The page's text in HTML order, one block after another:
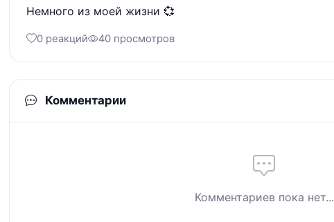
Немного из моей жизни 💞
0 реакций 40 просмотров
Комментарии
Комментариев пока нет...